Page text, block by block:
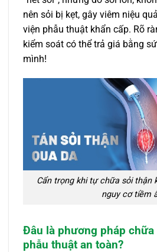
nên sỏi bị kẹt, gây viêm niệu
viện phẫu thuật khẩn cấp. Rõ
kiểm soát có thể trả giá bằng
mình!
Cẩn trọng khi tự chữa sỏi thận
nguy cơ tiềm
Đâu là phương pháp
phẫu thuật an toàn?